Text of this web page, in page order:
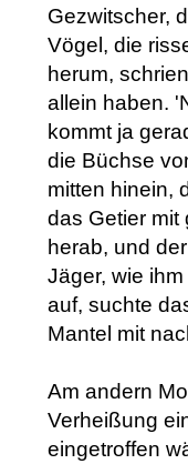
Gezwitscher,
Vögel, die
herum,
allein haben.
kommt ja
die Büchse
mitten hinein,
das Getier mit
herab, und
Jäger, wie
auf, suchte
Mantel mit
Am andern
Verheißung
eingetroffen